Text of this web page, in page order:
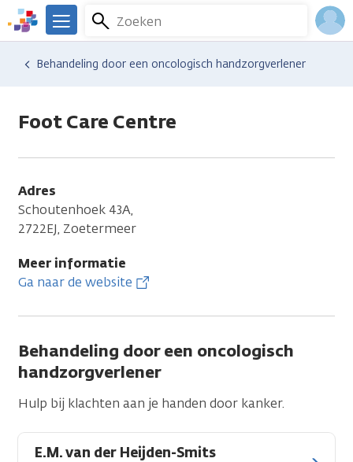
Overslaan
en
naar
We
er
Kanker.nl
Zoeken
Menu
Hulp en ondersteuning
Vind hulp bij kanker
Behandeling door een oncologisch handzorgverlener
Foot Care Centre
Adres
Schoutenhoek 43A,
2722EJ, Zoetermeer
Meer informatie
Ga naar de website
Behandeling door een oncologisch
handzorgverlener
Hulp bij klachten aan je handen door kanker.
E.M. van der Heijden-Smits